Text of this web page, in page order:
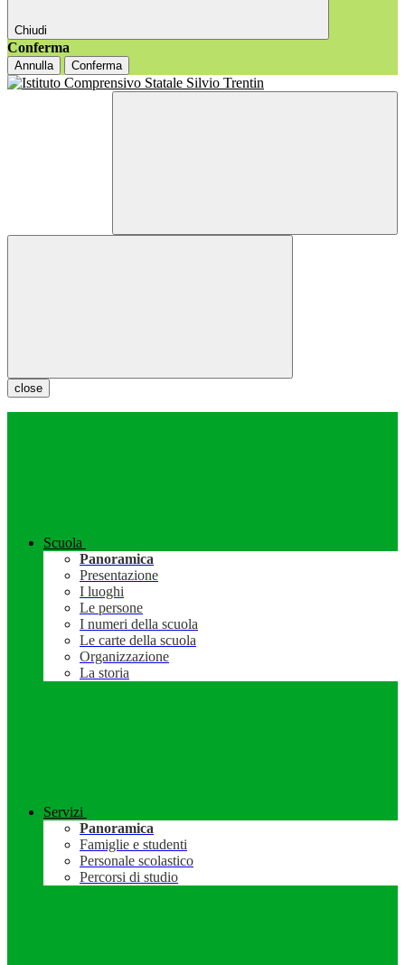
Chiudi
Conferma
Annulla Conferma
close
Scuola
Panoramica
Presentazione
I luoghi
Le persone
I numeri della scuola
Le carte della scuola
Organizzazione
La storia
Servizi
Panoramica
Famiglie e studenti
Personale scolastico
Percorsi di studio